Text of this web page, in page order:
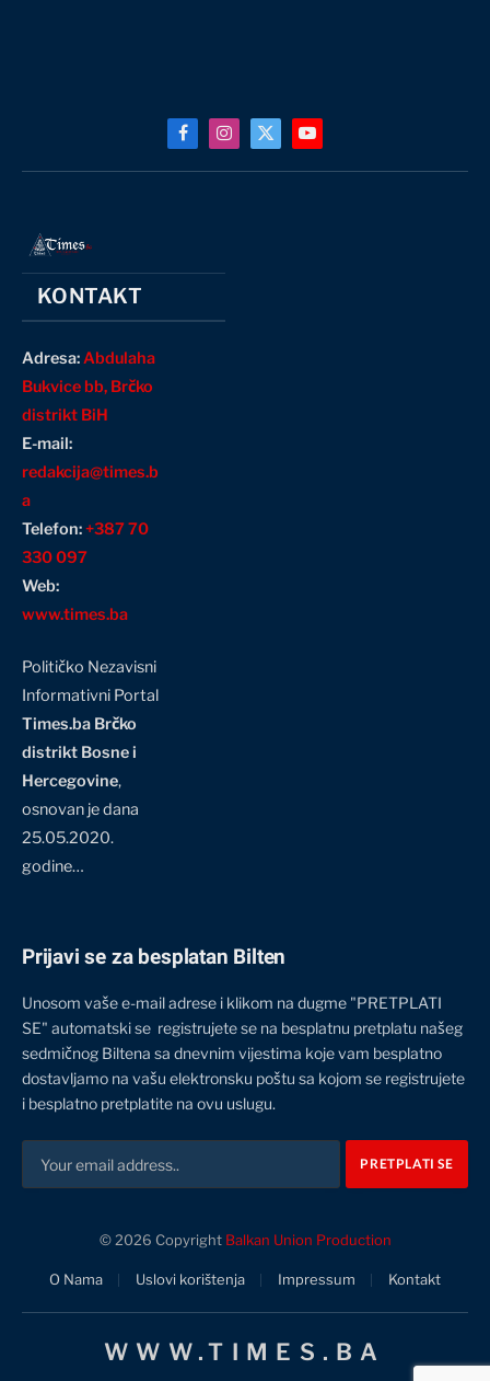
FacebookInstagram
X
YouTube
KONTAKT
Adresa:Abdulaha
Bukvice bb, Brčko
distrikt BiH
E-mail:
redakcija@times.b
a
Telefon:+387 70
330 097
Web:
www.times.ba
Političko Nezavisni
Informativni Portal
Times.ba Brčko
distrikt Bosne i
Hercegovine,
osnovan je dana
25.05.2020.
godine…
Prijavi se za besplatan Bilten
Unosom vaše e-mail adrese i klikom na dugme "PRETPLATI
SE" automatski se registrujete se na besplatnu pretplatu našeg
sedmičnog Biltena sa dnevnim vijestima koje vam besplatno
dostavljamo na vašu elektronsku poštu sa kojom se registrujete
i besplatno pretplatite na ovu uslugu.
© 2026 Copyright Balkan Union Production
O Nama Uslovi korištenja Impressum Kontakt
WWW.TIMES.BA